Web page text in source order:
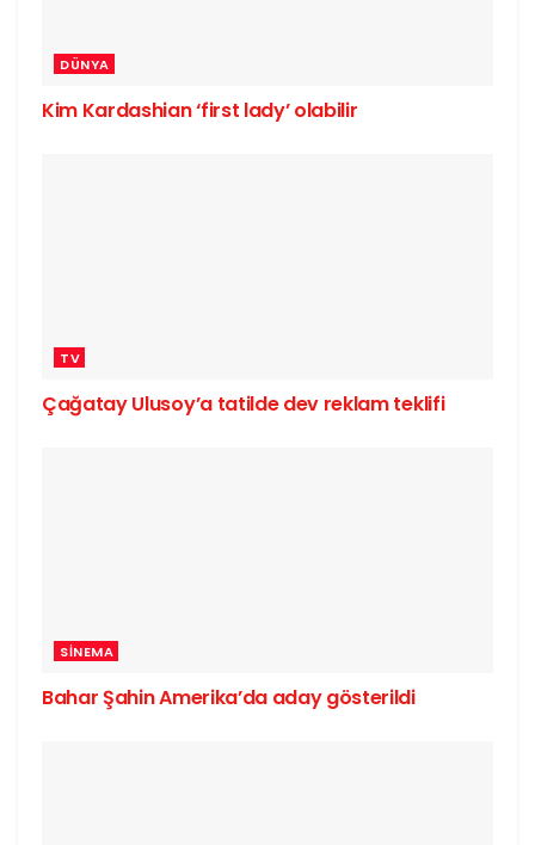
DÜNYA
Kim Kardashian ‘first lady’ olabilir
TV
Çağatay Ulusoy’a tatilde dev reklam teklifi
SINEMA
Bahar Şahin Amerika’da aday gösterildi